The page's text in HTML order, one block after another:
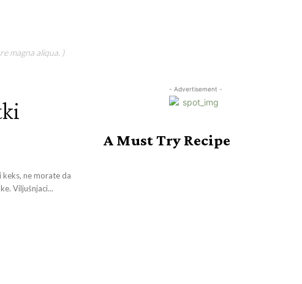
magna aliqua. )
keks, ne morate da
Viljušnjaci...
- Advertisement -
A Must Try Recipe